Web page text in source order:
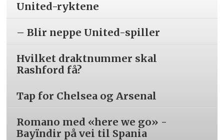
United-ryktene
– Blir neppe United-spiller
Hvilket draktnummer skal
Rashford få?
Tap for Chelsea og Arsenal
Romano med «here we go» -
Bayïndir på vei til Spania